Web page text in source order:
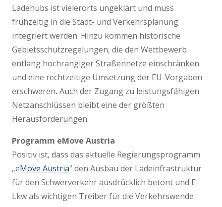
Ladehubs ist vielerorts ungeklärt und muss
frühzeitig in die Stadt- und Verkehrsplanung
integriert werden. Hinzu kommen historische
Gebietsschutzregelungen, die den Wettbewerb
entlang hochrangiger Straßennetze einschränken
und eine rechtzeitige Umsetzung der EU-Vorgaben
erschweren.Auch der Zugang zu leistungsfähigen
Netzanschlüssen bleibt eine der größten
Herausforderungen.
Programm eMove Austria
Positiv ist, dass das aktuelle Regierungsprogramm
„eMove Austria“ den Ausbau der Ladeinfrastruktur
für den Schwerverkehr ausdrücklich betont und E-
Lkw als wichtigen Treiber für die Verkehrswende